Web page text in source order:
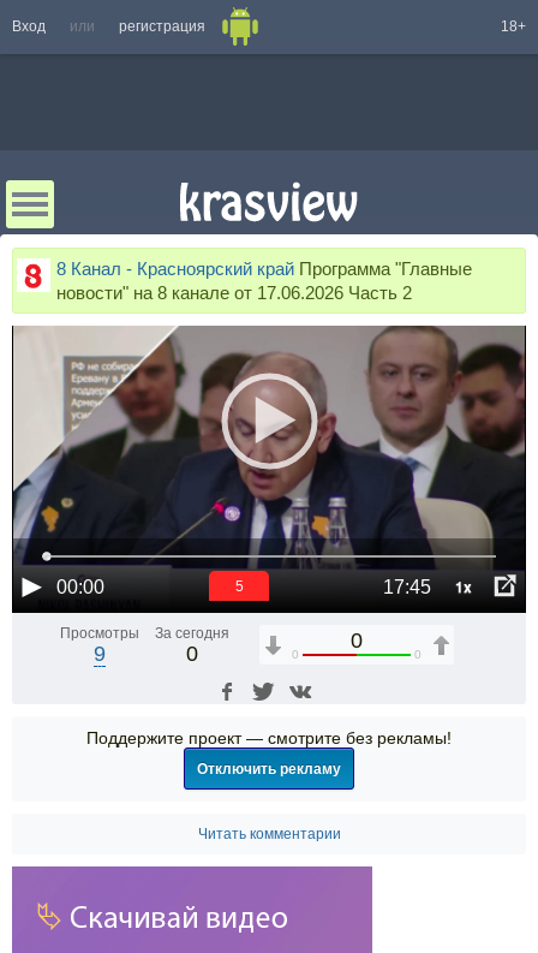
Вход или регистрация 18+
8 Канал - Красноярский край Программа "Главные
новости" на 8 канале от 17.06.2026 Часть 2
00:00 17:45 1x
5
Просмотры
9
За сегодня
0
0
0 0
Поддержите проект — смотрите без рекламы!
Отключить рекламу
Читать комментарии